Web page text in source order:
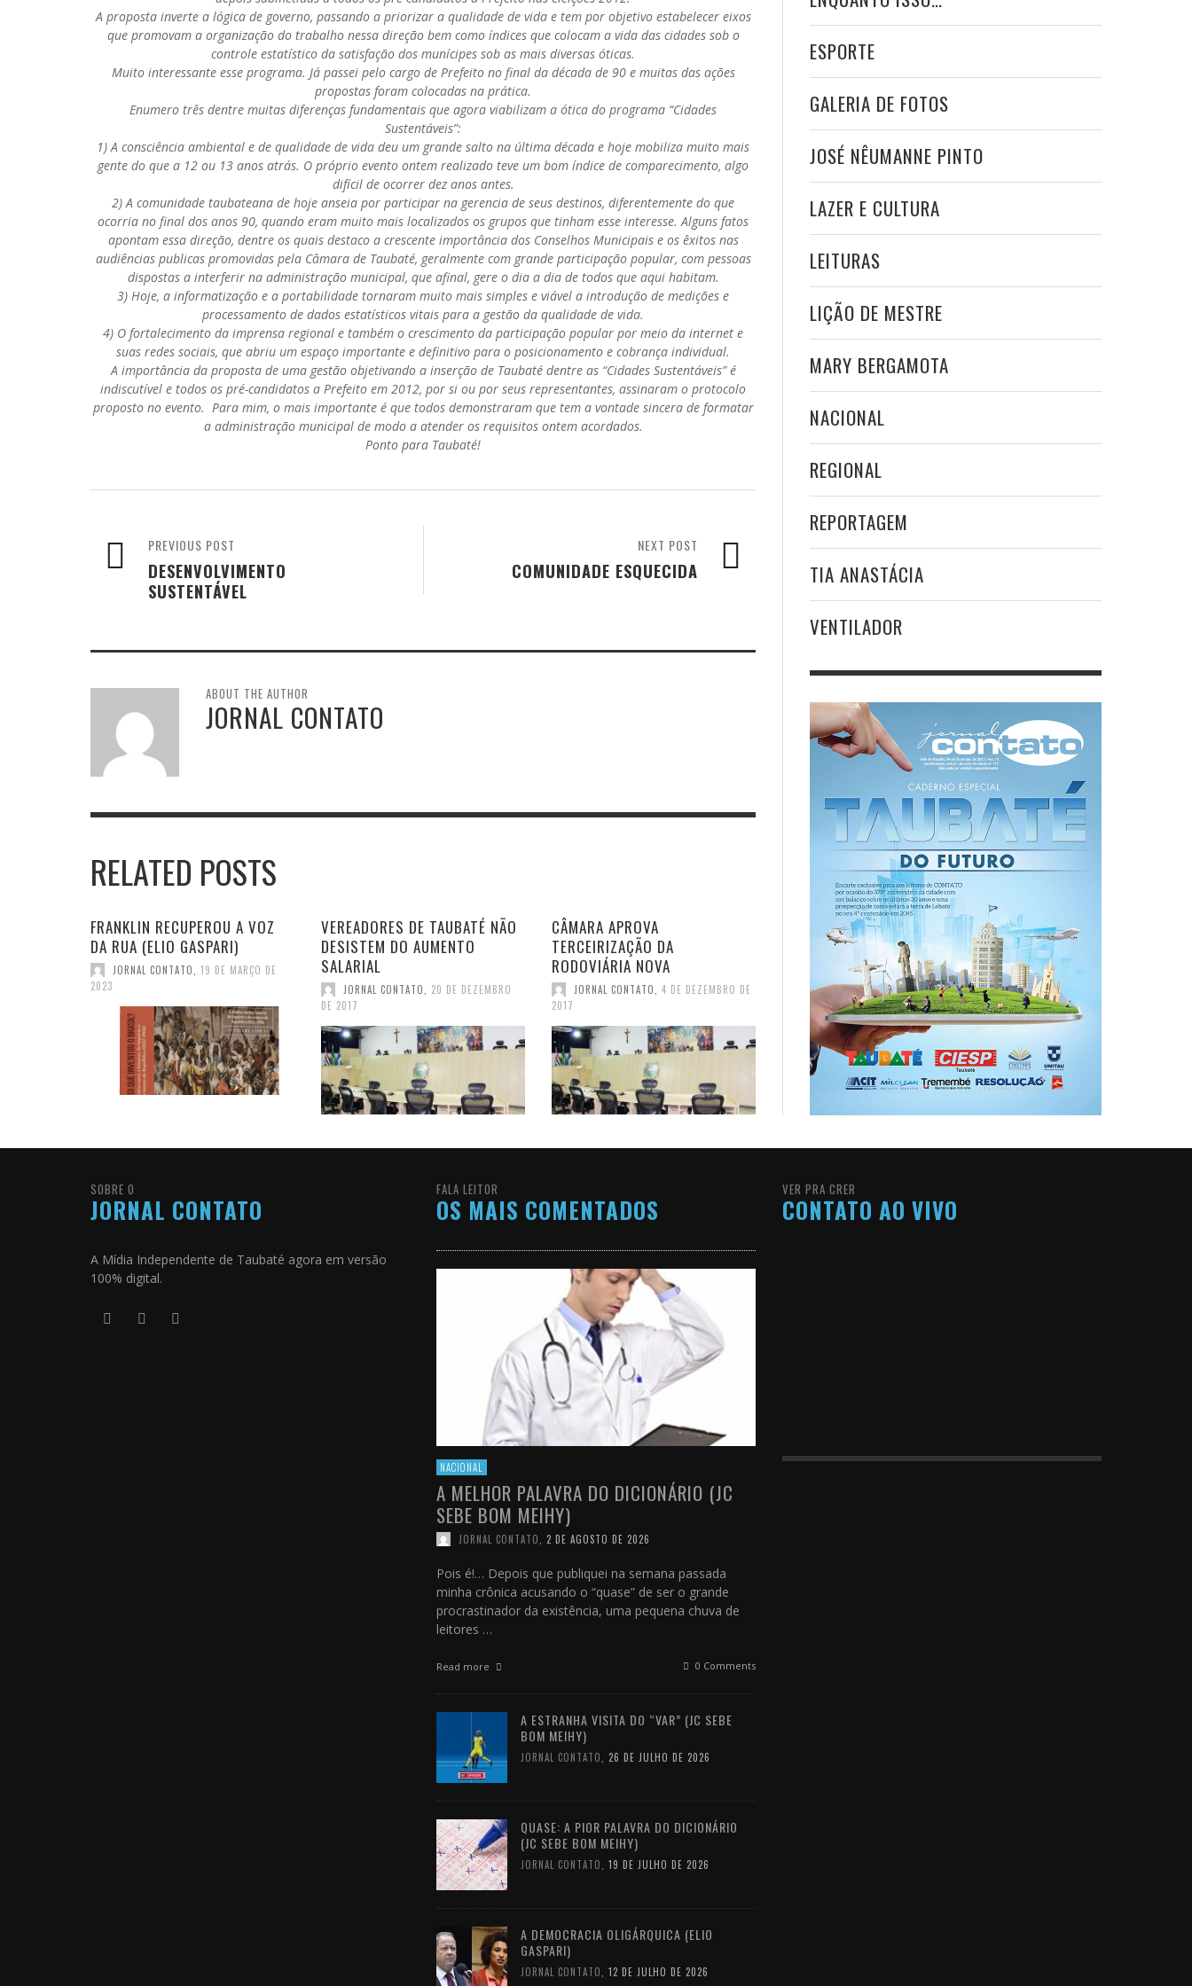
A proposta inverte a lógica de governo, passando a priorizar a qualidade de vida e tem por objetivo estabelecer eixos
que promovam a organização do trabalho nessa direção bem como índices que colocam a vida das cidades sob o
controle estatístico da satisfação dos munícipes sob as mais diversas óticas.
Muito interessante esse programa. Já passei pelo cargo de Prefeito no final da década de 90 e muitas das ações
propostas foram colocadas na prática.
Enumero três dentre muitas diferenças fundamentais que agora viabilizam a ótica do programa “Cidades
Sustentáveis”:
1) A consciência ambiental e de qualidade de vida deu um grande salto na última década e hoje mobiliza muito mais
gente do que a 12 ou 13 anos atrás. O próprio evento ontem realizado teve um bom índice de comparecimento, algo
difícil de ocorrer dez anos antes.
2) A comunidade taubateana de hoje anseia por participar na gerencia de seus destinos, diferentemente do que
ocorria no final dos anos 90, quando eram muito mais localizados os grupos que tinham esse interesse. Alguns fatos
apontam essa direção, dentre os quais destaco a crescente importância dos Conselhos Municipais e os êxitos nas
audiências publicas promovidas pela Câmara de Taubaté, geralmente com grande participação popular, com pessoas
dispostas a interferir na administração municipal, que afinal, gere o dia a dia de todos que aqui habitam.
3) Hoje, a informatização e a portabilidade tornaram muito mais simples e viável a introdução de medições e
processamento de dados estatísticos vitais para a gestão da qualidade de vida.
4) O fortalecimento da imprensa regional e também o crescimento da participação popular por meio da internet e
suas redes sociais, que abriu um espaço importante e definitivo para o posicionamento e cobrança individual.
A importância da proposta de uma gestão objetivando a inserção de Taubaté dentre as “Cidades Sustentáveis” é
indiscutível e todos os pré-candidatos a Prefeito em 2012, por si ou por seus representantes, assinaram o protocolo
proposto no evento. Para mim, o mais importante é que todos demonstraram que tem a vontade sincera de formatar
a administração municipal de modo a atender os requisitos ontem acordados.
Ponto para Taubaté!
NEXT POST
COMUNIDADE ESQUECIDA
PREVIOUS POST
DESENVOLVIMENTO
SUSTENTÁVEL
ABOUT THE AUTHOR
JORNAL CONTATO
RELATED POSTS
FRANKLIN RECUPEROU A VOZ
DA RUA (ELIO GASPARI)
JORNAL CONTATO
19 DE MARÇO DE
2023
VEREADORES DE TAUBATÉ NÃO
DESISTEM DO AUMENTO
SALARIAL
JORNAL CONTATO
20 DE DEZEMBRO
DE 2017
CÂMARA APROVA
TERCEIRIZAÇÃO DA
RODOVIÁRIA NOVA
JORNAL CONTATO
4 DE DEZEMBRO DE
2017
ESPORTE
GALERIA DE FOTOS
JOSÉ NÊUMANNE PINTO
LAZER E CULTURA
LEITURAS
LIÇÃO DE MESTRE
MARY BERGAMOTA
NACIONAL
REGIONAL
REPORTAGEM
TIA ANASTÁCIA
VENTILADOR
SOBRE O
JORNAL CONTATO
A Mídia Independente de Taubaté agora em versão
100% digital.
FALA LEITOR
OS MAIS COMENTADOS
NACIONAL
A MELHOR PALAVRA DO DICIONÁRIO (JC
SEBE BOM MEIHY)
JORNAL CONTATO 2 DE AGOSTO DE 2026
Pois é!… Depois que publiquei na semana passada
minha crônica acusando o “quase” de ser o grande
procrastinador da existência, uma pequena chuva de
leitores …
Read more 0 Comments
A ESTRANHA VISITA DO “VAR” (JC SEBE
BOM MEIHY)
JORNAL CONTATO 26 DE JULHO DE 2026
QUASE: A PIOR PALAVRA DO DICIONÁRIO
(JC SEBE BOM MEIHY)
JORNAL CONTATO 19 DE JULHO DE 2026
A DEMOCRACIA OLIGÁRQUICA (ELIO
GASPARI)
JORNAL CONTATO 12 DE JULHO DE 2026
VER PRA CRER
CONTATO AO VIVO